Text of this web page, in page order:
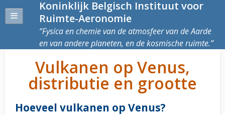
Koninklijk Belgisch Instituut voor
Ruimte-Aeronomie
Fysica en chemie van de atmosfeer van de Aarde
en van andere planeten, en de kosmische ruimte.
Vulkanen op Venus,
distributie en grootte
Hoeveel vulkanen op Venus?